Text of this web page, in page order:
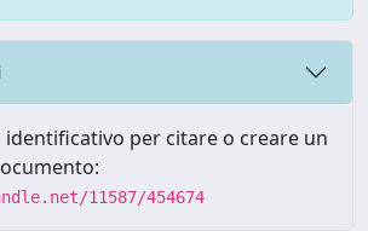
identificativo per citare o creare un
11587/454674